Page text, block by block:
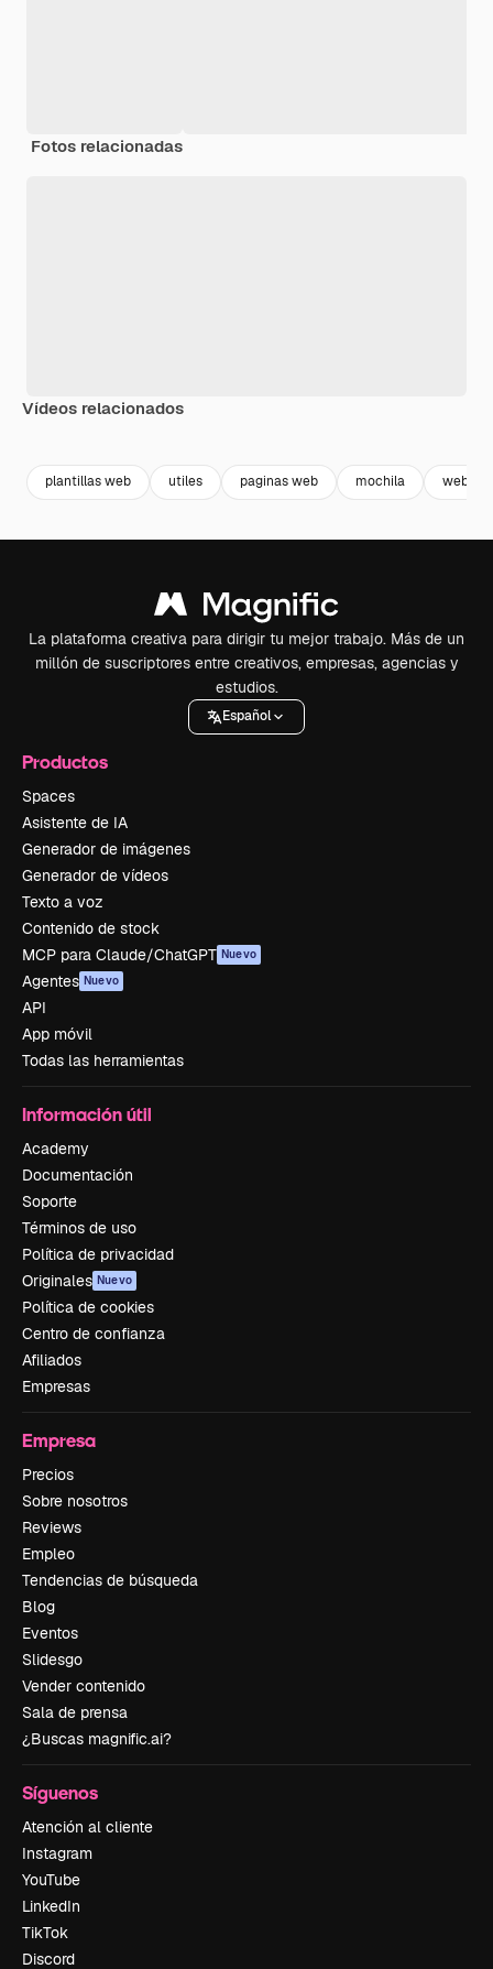
Fotos relacionadas
Vídeos relacionados
plantillas web utiles paginas web mochila web
La plataforma creativa para dirigir tu mejor trabajo. Más de un
millón de suscriptores entre creativos, empresas, agencias y
estudios.
Español
Productos
Spaces
Asistente de IA
Generador de imágenes
Generador de vídeos
Texto a voz
Contenido de stock
MCP para Claude/ChatGPT Nuevo
Agentes Nuevo
API
App móvil
Todas las herramientas
Información útil
Academy
Documentación
Soporte
Términos de uso
Política de privacidad
Originales Nuevo
Política de cookies
Centro de confianza
Afiliados
Empresas
Empresa
Precios
Sobre nosotros
Reviews
Empleo
Tendencias de búsqueda
Blog
Eventos
Slidesgo
Vender contenido
Sala de prensa
¿Buscas magnific.ai?
Síguenos
Atención al cliente
Instagram
YouTube
LinkedIn
TikTok
Discord